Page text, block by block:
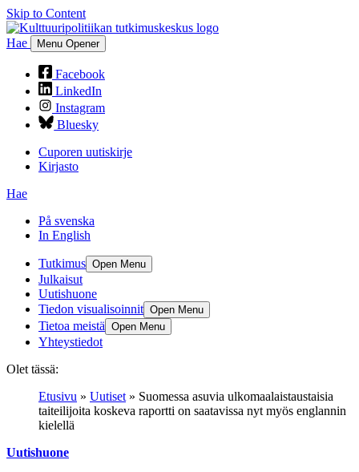
Skip to Content
Hae Menu Opener
Facebook
LinkedIn
Instagram
Bluesky
Cuporen uutiskirje
Kirjasto
Hae
På svenska
In English
Tutkimus Open Menu
Julkaisut
Uutishuone
Tiedon visualisoinnit Open Menu
Tietoa meistä Open Menu
Yhteystiedot
Olet tässä:
Etusivu » Uutiset » Suomessa asuvia ulkomaalaistaustaisia
taiteilijoita koskeva raportti on saatavissa nyt myös englannin
kielellä
Uutishuone